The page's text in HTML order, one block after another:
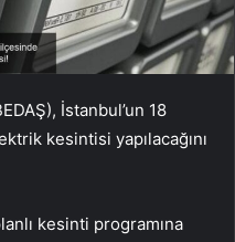
İstanbul’un 18
kesintisi yapılacağını
kesinti programına